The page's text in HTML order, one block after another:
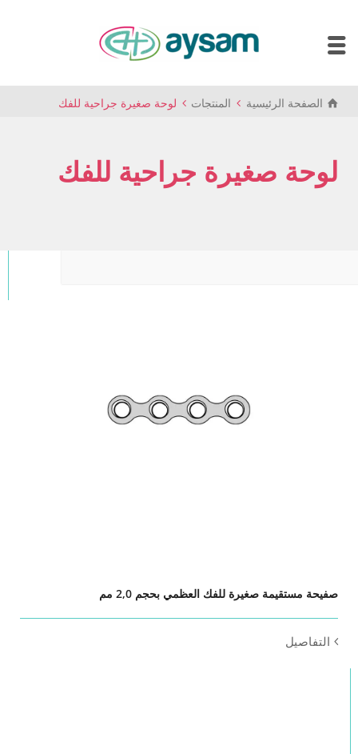
الصفحة الرئيسية المنتجات لوحة صغيرة جراحية للفك
لوحة صغيرة جراحية للفك
صفيحة مستقيمة صغيرة للفك العظمي بحجم 2,0 مم
التفاصيل